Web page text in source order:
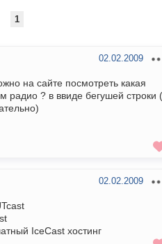
1
02.02.2009
на сайте посмотреть какая
радио ? в ввиде бегушей строки (
02.02.2009
IceCast хостинг